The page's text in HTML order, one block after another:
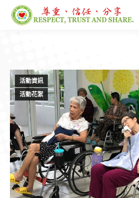
活動資訊
活動花絮